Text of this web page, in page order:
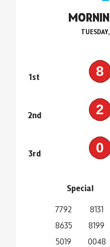
1st
2nd
3rd
Special
7792
8635
5019
8131
8199
0048